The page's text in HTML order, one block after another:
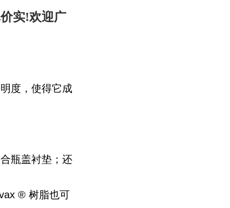
实!欢迎广
度，使得它成
瓶盖衬垫；还
® 树脂也可